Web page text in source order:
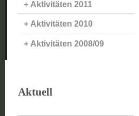
Aktivitäten 2011
Aktivitäten 2010
Aktivitäten 2008/09
Aktuell